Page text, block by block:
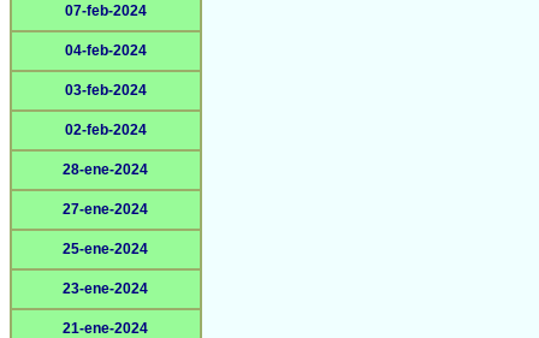
07-feb-2024
04-feb-2024
03-feb-2024
02-feb-2024
28-ene-2024
27-ene-2024
25-ene-2024
23-ene-2024
21-ene-2024